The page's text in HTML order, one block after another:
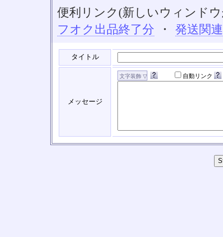
便利リンク(新しいウィンド
フオク出品終了分
・ 発送関
タイトル
メッセージ
自動リンク